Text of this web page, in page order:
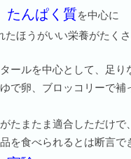
たんぱく質を中心に
たほうがいい栄養がたくさ
ールを中心として、足り
で卵、ブロッコリーで補
たまたま適合しただけで
を食べられるとは断言で